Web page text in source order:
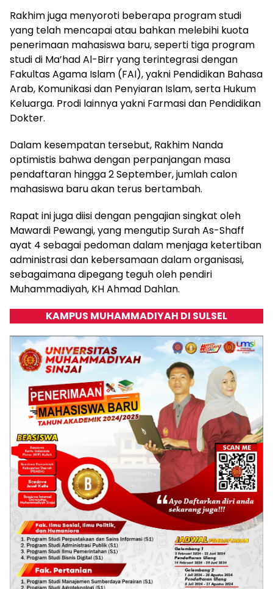
Rakhim juga menyoroti beberapa program studi
yang telah mencapai atau bahkan melebihi kuota
penerimaan mahasiswa baru, seperti tiga program
studi di Ma’had Al-Birr yang terintegrasi dengan
Fakultas Agama Islam (FAI), yakni Pendidikan Bahasa
Arab, Komunikasi dan Penyiaran Islam, serta Hukum
Keluarga. Prodi lainnya yakni Farmasi dan Pendidikan
Dokter.
Dalam kesempatan tersebut, Rakhim Nanda
optimistis bahwa dengan perpanjangan masa
pendaftaran hingga 2 September, jumlah calon
mahasiswa baru akan terus bertambah.
Rapat ini juga diisi dengan pengajian singkat oleh
Mawardi Pewangi, yang mengutip Surah As-Shaff
ayat 4 sebagai pedoman dalam menjaga ketertiban
administrasi dan kebersamaan dalam organisasi,
sebagaimana dipegang teguh oleh pendiri
Muhammadiyah, KH Ahmad Dahlan.
KAMPUS MUHAMMADIYAH DI SULSEL